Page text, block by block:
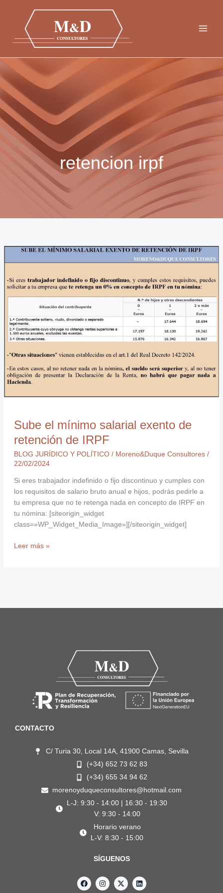
contenido
retencion irpf
Sube el mínimo salarial exento de
retención de IRPF
BLOG JURÍDICO Y POLÍTICO/ Moreno&Duque Consultores /
22/02/2024
Si eres trabajador indefinido o fijo discontinuo y cumples con
los requisitos de salario bruto anual e hijos, podrás pedirle a
tu empresa que no te retenga nada en concepto de IRPF en
tu nómina: [siteorigin_widget
class=»WP_Widget_Media_Image»][/siteorigin_widget]
Sube
el
salarial
de
IRPF
Leer más »
CONTACTO
C/ Turia 30, Local 14A, 41900 Camas, Sevilla
(+34) 652 73 62 83
(+34) 655 34 94 62
morenoyduqueconsultores@hotmail.com
L-J: 9:30 - 14:00 | 16:30 - 19:30
V: 9:30 - 14:00
Horario verano
L-V: 8:30 - 15:00
SÍGUENOS
F
a
I
n
X
-
L
i